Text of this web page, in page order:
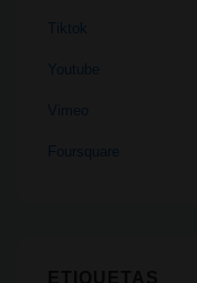
Tiktok
Youtube
Vimeo
Foursquare